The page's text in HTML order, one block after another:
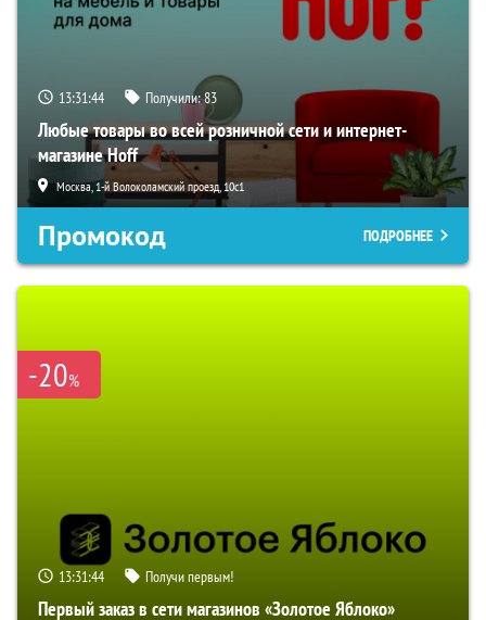
13:31:43 Получили:83
Любые товары во всей розничной сети и интернет-
магазине Hoff
Москва, 1-й Волоколамский проезд, 10с1
Промокод ПОДРОБНЕЕ
-20%
13:31:43 Получи первым!
Первый заказ в сети магазинов «Золотое Яблоко»